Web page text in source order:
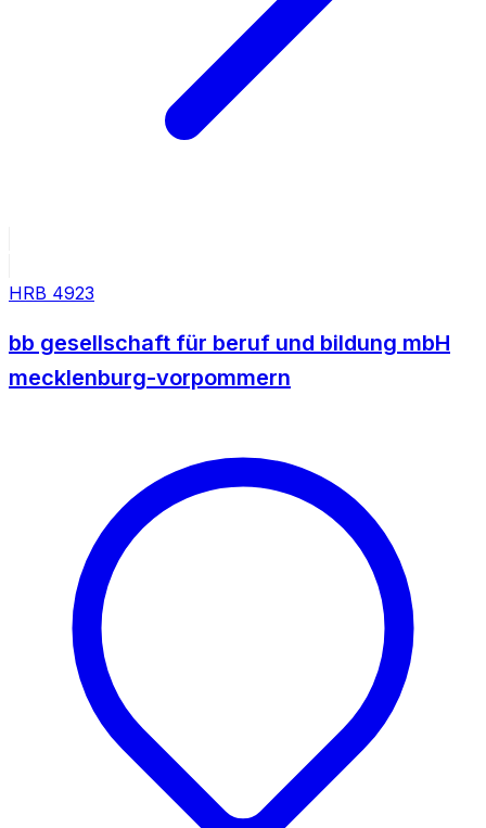
HRB 4923
bb gesellschaft für beruf und bildung mbH
mecklenburg-vorpommern